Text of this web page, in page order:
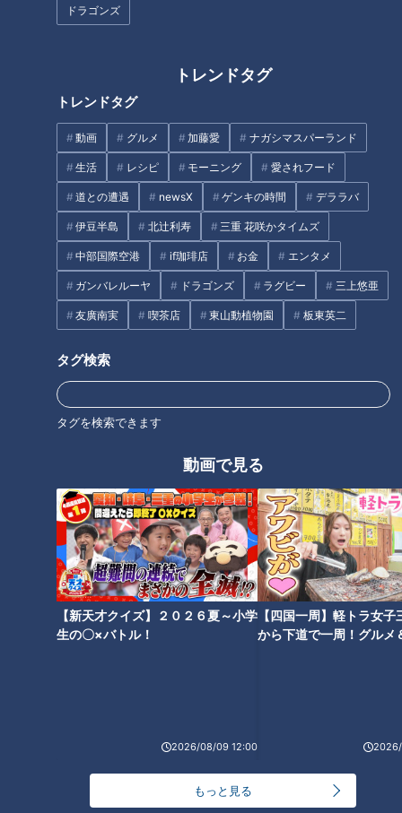
ドラゴンズ
トレンドタグ
トレンドタグ
動画 グルメ 加藤愛 ナガシマスパーランド
生活 レシピ モーニング 愛されフード
道との遭遇 newsX ゲンキの時間 デララバ
伊豆半島 北辻利寿 三重 花咲かタイムズ
中部国際空港 if珈琲店 お金 エンタメ
ガンバレルーヤ ドラゴンズ ラグビー 三上悠亜
友廣南実 喫茶店 東山動植物園 板東英二
タグ検索
タグを検索できます
動画で見る
【新天才クイズ】２０２６夏～小学
生の〇×バトル！
2026/08/09 12:00
【四国一周】軽トラ女子
から下道で一周！グルメ
もっと見る
コ”！？毎日クリスマス気分にな
お家のガラクタがお宝に 不用
品でお小遣い稼ぎ！【家事お役
立ちWEEK】
まるで氷の宮殿！自然が作り出
す大迫力の“巨大氷瀑”！？気象
予報士激推しの“冬の絶景スポッ
ト”とは
タグ
チャント！ 寺坂頼我
オススメ関連コンテンツ
「すごい痩せましたね！」…世
界一楽なスクワット！？ダイエ
ットのスペシャリストに学ぶ
「無理なくやせる方法」
朝の歯みがきは「起床後」
or「朝食後」？歯科医師が推奨
する歯みがきのタイミングとは
る人と出ない人の差が明らか
症状…名医おすすめの認知症予
防法もご紹介